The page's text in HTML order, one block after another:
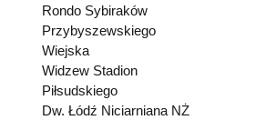
Rondo Sybiraków
Przybyszewskiego
Wiejska
Widzew Stadion
Piłsudskiego
Dw. Łódź Niciarniana NŻ